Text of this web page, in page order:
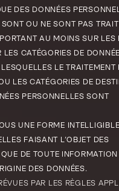
DES DONNÉES
OU NE SONT PAS
AU MOINS SUR LES
LES CATÉGORIES DE
LE TRAITEMENT
LES CATÉGORIES DE
PERSONNELLES SONT
UNE FORME
FAISANT L’OBJET DES
DE TOUTE INFORMATION
DES DONNÉES.
PAR LES RÈGLES